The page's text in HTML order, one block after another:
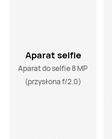
Aparat selfie
Aparat do selfie 8 MP
(przysłona f/2.0)